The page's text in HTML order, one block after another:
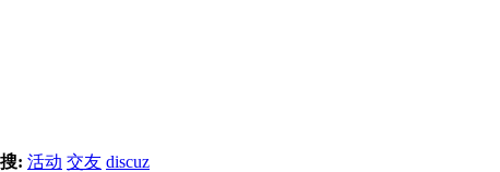
: 活动 交友 discuz